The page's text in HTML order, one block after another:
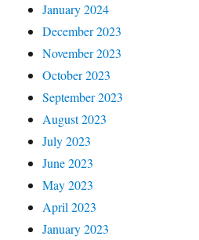
January 2024
December 2023
November 2023
October 2023
September 2023
August 2023
July 2023
June 2023
May 2023
April 2023
January 2023